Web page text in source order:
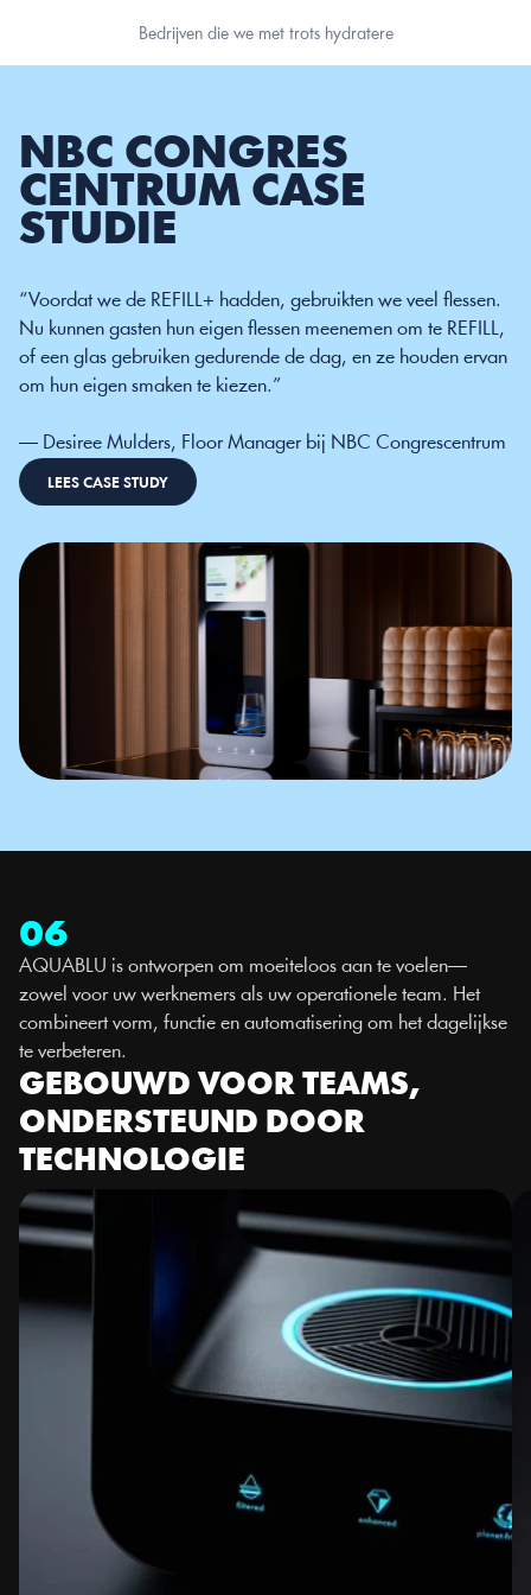
Bedrijven die we met trots hydratere
NBC CONGRES
CENTRUM CASE
STUDIE
“Voordat we de REFILL+ hadden, gebruikten we veel flessen.
Nu kunnen gasten hun eigen flessen meenemen om te REFILL,
of een glas gebruiken gedurende de dag, en ze houden ervan
om hun eigen smaken te kiezen.”
— Desiree Mulders, Floor Manager bij NBC Congrescentrum
LEES CASE STUDY
GEBOUWD VOOR TEAMS,
ONDERSTEUND DOOR
TECHNOLOGIE
AQUABLU is ontworpen om moeiteloos aan te voelen—
zowel voor uw werknemers als uw operationele team. Het
combineert vorm, functie en automatisering om het dagelijkse
te verbeteren.
06